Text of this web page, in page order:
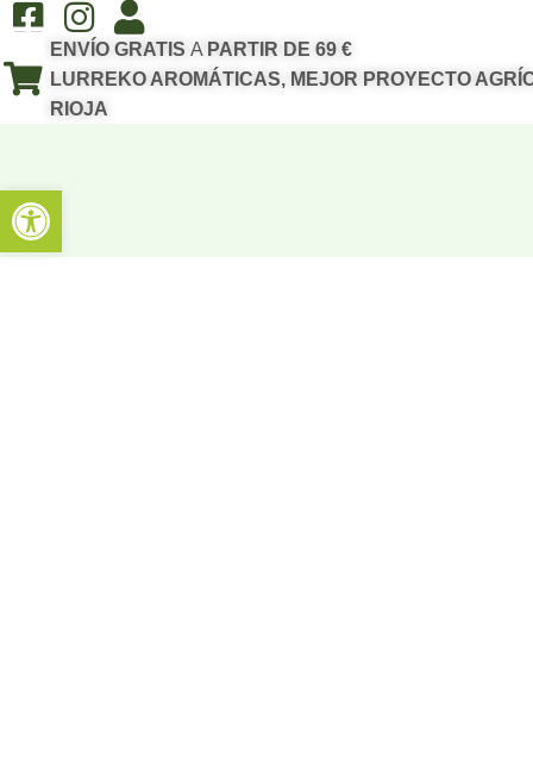
ENVÍO GRATISA PARTIR DE 69 €
LURREKO AROMÁTICAS, MEJOR PROYECTO
RIOJA
Abrir barra de herramientas